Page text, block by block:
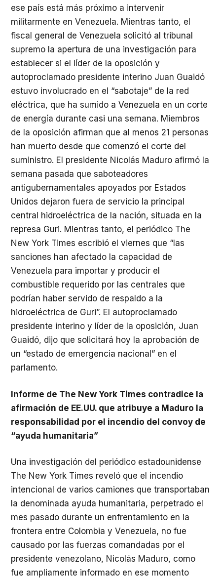
ese país está más próximo a intervenir
militarmente en Venezuela. Mientras tanto, el
fiscal general de Venezuela solicitó al tribunal
supremo la apertura de una investigación para
establecer si el líder de la oposición y
autoproclamado presidente interino Juan Guaidó
estuvo involucrado en el “sabotaje” de la red
eléctrica, que ha sumido a Venezuela en un corte
de energía durante casi una semana. Miembros
de la oposición afirman que al menos 21 personas
han muerto desde que comenzó el corte del
suministro. El presidente Nicolás Maduro afirmó la
semana pasada que saboteadores
antigubernamentales apoyados por Estados
Unidos dejaron fuera de servicio la principal
central hidroeléctrica de la nación, situada en la
represa Guri. Mientras tanto, el periódico The
New York Times escribió el viernes que “las
sanciones han afectado la capacidad de
Venezuela para importar y producir el
combustible requerido por las centrales que
podrían haber servido de respaldo a la
hidroeléctrica de Guri”. El autoproclamado
presidente interino y líder de la oposición, Juan
Guaidó, dijo que solicitará hoy la aprobación de
un “estado de emergencia nacional” en el
parlamento.
Informe de The New York Times contradice la
afirmación de EE.UU. que atribuye a Maduro la
responsabilidad por el incendio del convoy de
“ayuda humanitaria”
Una investigación del periódico estadounidense
The New York Times reveló que el incendio
intencional de varios camiones que transportaban
la denominada ayuda humanitaria, perpetrado el
mes pasado durante un enfrentamiento en la
frontera entre Colombia y Venezuela, no fue
causado por las fuerzas comandadas por el
presidente venezolano, Nicolás Maduro, como
fue ampliamente informado en ese momento